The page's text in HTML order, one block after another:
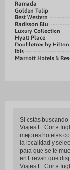
Ramada
Golden Tulip
Best Western
Radisson Blu
Luxury Collection
Hyatt Place
Doubletree by Hilton
Ibis
Marriott Hotels &
Si estás buscando
Viajes El Corte
mejores hoteles
la localidad y
para que se te
en Ereván que
Viajes El Corte